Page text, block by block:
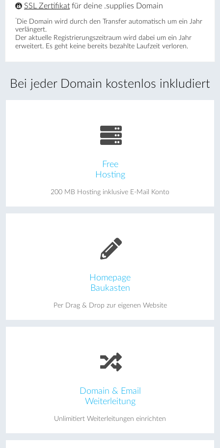
Bei jeder Domain kostenlos inkludiert
Free
Hosting
200 MB Hosting inklusive E-Mail Konto
Homepage
Baukasten
Per Drag & Drop zur eigenen Website
Domain & Email
Weiterleitung
Unlimitiert Weiterleitungen einrichten
SSL Zertifikat für deine .supplies Domain
* Die Domain wird durch den Transfer automatisch um ein Jahr
verlängert.
Der aktuelle Registrierungs­zeitraum wird dabei um ein Jahr
erweitert. Es geht keine bereits bezahlte Laufzeit verloren.